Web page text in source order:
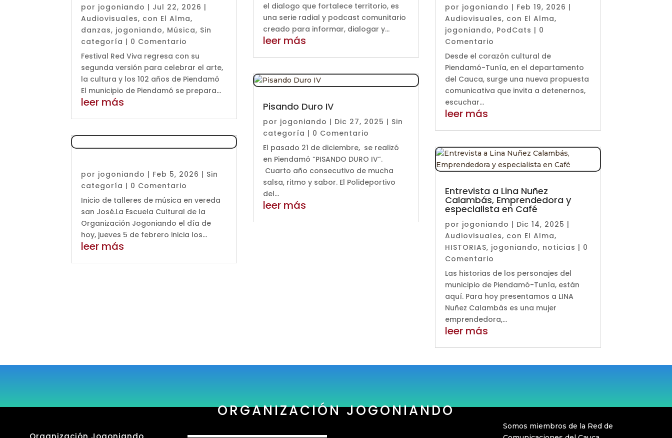
por jogoniando | Jul 22, 2026 |
Audiovisuales, con El Alma,
danzas, jogoniando, Música, Sin
categoría | 0 Comentario
Festival Red Viva regresa con su
segunda versión para celebrar el arte,
la cultura y los 102 años de Piendamó
El municipio de Piendamó se prepara...
leer más
por jogoniando | Feb 5, 2026 | Sin
categoría | 0 Comentario
Inicio de talleres de música en vereda
san José.La Escuela Cultural de la
Organización Jogoniando el día de
hoy, jueves 5 de febrero inicia los...
leer más
el dialogo que fortalece territorio, es
una serie radial y podcast comunitario
creado para informar, dialogar y...
leer más
Pisando Duro IV
por jogoniando | Dic 27, 2025 | Sin
categoría | 0 Comentario
El pasado 21 de diciembre, se realizó
en Piendamó “PISANDO DURO IV”.
Cuarto año consecutivo de mucha
salsa, ritmo y sabor. El Polideportivo
del...
leer más
por jogoniando | Feb 19, 2026 |
Audiovisuales, con El Alma,
jogoniando, PodCats | 0
Comentario
Desde el corazón cultural de
Piendamó-Tunía, en el departamento
del Cauca, surge una nueva propuesta
comunicativa que invita a detenernos,
escuchar...
leer más
Entrevista a Lina Nuñez
Calambás, Emprendedora y
especialista en Café
por jogoniando | Dic 14, 2025 |
Audiovisuales, con El Alma,
HISTORIAS, jogoniando, noticias | 0
Comentario
Las historias de los personajes del
municipio de Piendamó-Tunía, están
aquí. Para hoy presentamos a LINA
Nuñez Calambás es una mujer
emprendedora,...
leer más
« Entradas más antiguas
ORGANIZACIÓN JOGONIANDO
Somos miembros de la Red de